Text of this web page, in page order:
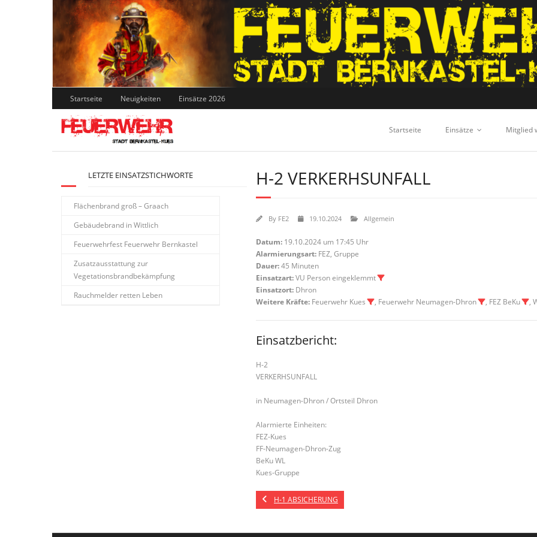
Skip
to
content
Startseite Neuigkeiten Einsätze 2026
Startseite Einsätze Mitglied
H-2 VERKERHSUNFALL
By FE2 19.10.2024 Allgemein
Datum: 19.10.2024 um 17:45 Uhr
Alarmierungsart: FEZ, Gruppe
Dauer:45 Minuten
Einsatzart:VU Person eingeklemmt
Einsatzort: Dhron
Weitere Kräfte: Feuerwehr Kues , Feuerwehr Neumagen-Dhron , FEZ BeKu ,
Einsatzbericht:
H-2
VERKERHSUNFALL
in Neumagen-Dhron / Ortsteil Dhron
Alarmierte Einheiten:
FEZ-Kues
FF-Neumagen-Dhron-Zug
BeKu WL
Kues-Gruppe
H-1 ABSICHERUNG
LETZTE EINSATZSTICHWORTE
Flächenbrand groß – Graach
Gebäudebrand in Wittlich
Feuerwehrfest Feuerwehr Bernkastel
Zusatzausstattung zur
Vegetationsbrandbekämpfung
Rauchmelder retten Leben